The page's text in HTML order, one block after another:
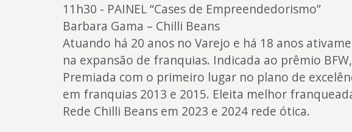
11h30 - PAINEL “Cases de Empreendedorismo”
Barbara Gama – Chilli Beans
Atuando há 20 anos no Varejo e há 18 anos
na expansão de franquias. Indicada ao prêmio BFW,
Premiada com o primeiro lugar no plano de
em franquias 2013 e 2015. Eleita melhor
Rede Chilli Beans em 2023 e 2024 rede ótica.